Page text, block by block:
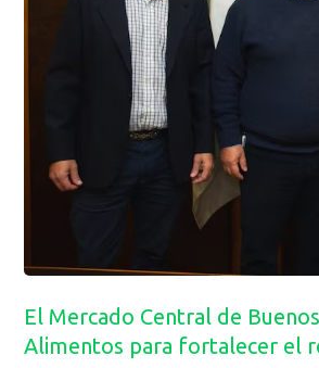
El Mercado Central de
Alimentos para fortalecer el